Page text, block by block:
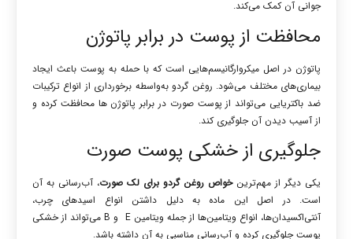
جوانی آن کمک می‌کند.
محافظت از پوست در برابر پاتوژن
پاتوژن در اصل میکروارگانیسم‌هایی است که با حمله به پوست باعث ایجاد
بیماری‌های مختلف می‌شود. روغن گردو به‌واسطه برخورداری از انواع ترکیبات
ضد باکتریایی می‌تواند از پوست صورت در برابر پاتوژن ها محافظت کرده و
از آسیب دیدن آن جلوگیری کند.
جلوگیری از خشکی پوست صورت
یکی دیگر از مهم‌ترینخواص روغن گردو برای لک صورت، آب‌رسانی به آن
است. در اصل این ماده به دلیل داشتن انواع اسیدهای چرب،
آنتی‌اکسیدان‌ها، انواع ویتامین‌ها از جمله ویتامین E و B می‌تواند از خشکی
پوست جلوگیری کرده و آب‌رسانی مناسبی به آن داشته باشد.